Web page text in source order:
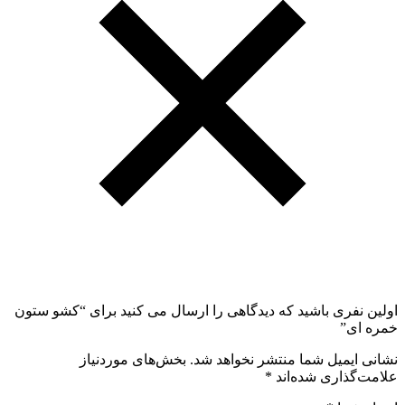
اولین نفری باشید که دیدگاهی را ارسال می کنید برای “کشو ستون
خمره ای”
نشانی ایمیل شما منتشر نخواهد شد. بخش‌های موردنیاز
علامت‌گذاری شده‌اند *